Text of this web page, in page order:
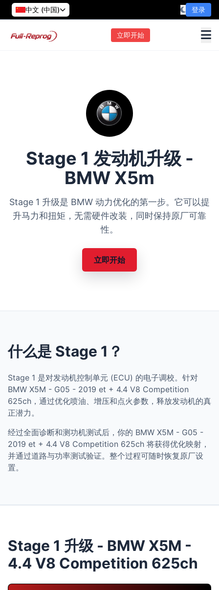
中文 (中国) 登录
立即开始
Stage 1 发动机升级 -
BMW X5m
Stage 1 升级是 BMW 动力优化的第一步。它可以提
升马力和扭矩，无需硬件改装，同时保持原厂可靠
性。
立即开始
什么是 Stage 1？
Stage 1 是对发动机控制单元 (ECU) 的电子调校。针对
BMW X5M - G05 - 2019 et + 4.4 V8 Competition
625ch，通过优化喷油、增压和点火参数，释放发动机的真
正潜力。
经过全面诊断和测功机测试后，你的 BMW X5M - G05 -
2019 et + 4.4 V8 Competition 625ch 将获得优化映射，
并通过道路与功率测试验证。整个过程可随时恢复原厂设
置。
Stage 1 升级 - BMW X5M -
4.4 V8 Competition 625ch